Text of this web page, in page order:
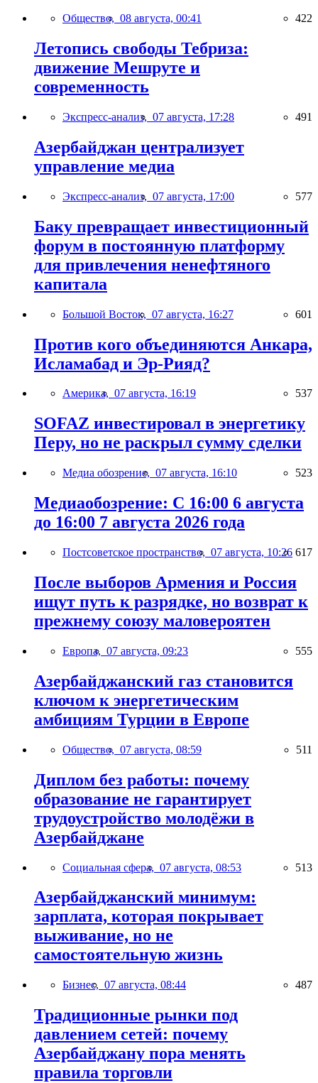
Общество, 08 августа, 00:41 422
Летопись свободы Тебриза:
движение Мешруте и
современность
Экспресс-анализ, 07 августа, 17:28 491
Азербайджан централизует
управление медиа
Экспресс-анализ, 07 августа, 17:00 577
Баку превращает инвестиционный
форум в постоянную платформу
для привлечения ненефтяного
капитала
Большой Восток, 07 августа, 16:27 601
Против кого объединяются Анкара,
Исламабад и Эр-Рияд?
Америка, 07 августа, 16:19 537
SOFAZ инвестировал в энергетику
Перу, но не раскрыл сумму сделки
Медиа обозрение, 07 августа, 16:10 523
Медиаобозрение: С 16:00 6 августа
до 16:00 7 августа 2026 года
Постсоветское пространство, 07 августа, 10:26 617
После выборов Армения и Россия
ищут путь к разрядке, но возврат к
прежнему союзу маловероятен
Европа, 07 августа, 09:23 555
Азербайджанский газ становится
ключом к энергетическим
амбициям Турции в Европе
Общество, 07 августа, 08:59 511
Диплом без работы: почему
образование не гарантирует
трудоустройство молодёжи в
Азербайджане
Социальная сфера, 07 августа, 08:53 513
Азербайджанский минимум:
зарплата, которая покрывает
выживание, но не
самостоятельную жизнь
Бизнес, 07 августа, 08:44 487
Традиционные рынки под
давлением сетей: почему
Азербайджану пора менять
правила торговли